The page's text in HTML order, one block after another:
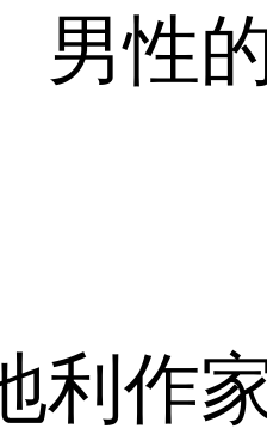
男性
利作